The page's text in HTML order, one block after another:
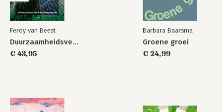
Ferdy van Beest
Duurzaamheidsverslaggeving
€ 43,95
Barbara Baarsma
Groene groei
€ 24,99